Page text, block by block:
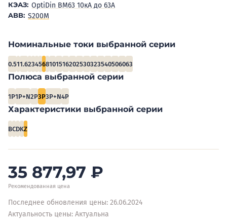
КЭАЗ: OptiDin BM63 10кА до 63А
ABB: S200M
Номинальные токи выбранной серии
0.511.6234568101516202530323540506063
Полюса выбранной серии
1P1P+N2P3P3P+N4P
Характеристики выбранной серии
BCDKZ
35 877,97 ₽
Рекомендованная цена
Последнее обновления цены: 26.06.2024
Актуальность цены: Актуальна